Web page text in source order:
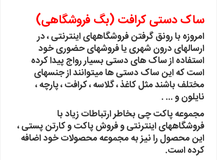
ساک دستی کرافت (بگ فروشگاهی)
امروزه با رونق گرفتن فروشگاههای اینترنتی ، در
ارسالهای درون شهری یا فروشهای حضوری خود
استفاده از ساک های دستی بسیار رواج پیدا کرده
است که این ساک دستی ها میتوانند از جنسهای
مختلف باشند مثل کاغذ ، گلاسه ، کرافت ، پارچه ،
نایلون و ... .
مجموعه پاکت چی بخاطر ارتباطات زیاد با
فروشگاههای اینترنتی و فروش پاکت و کارتن پستی ،
این محصول را نیز به مجموعه محصولات خود اضافه
کرده است.